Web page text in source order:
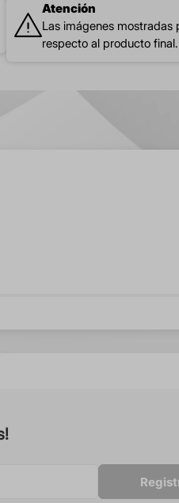
Atención
Las imágenes mostradas
respecto al producto final.